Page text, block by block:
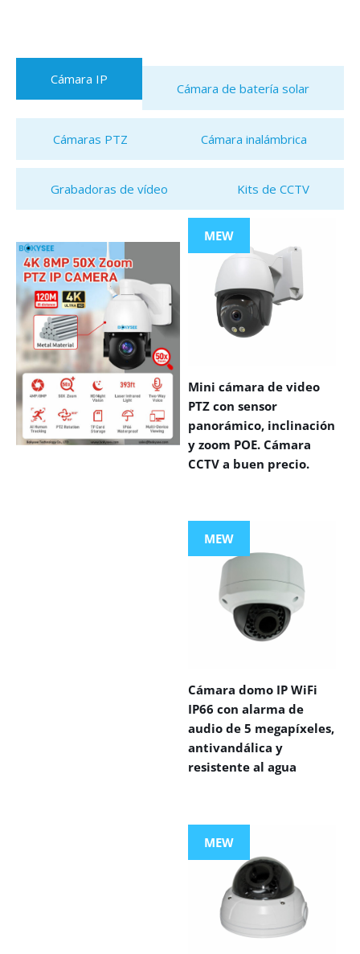
Cámara IP
Cámara de batería solar
Cámaras PTZ Cámara inalámbrica
Grabadoras de vídeo Kits de CCTV
MEW
Mini cámara de video
PTZ con sensor
panorámico, inclinación
y zoom POE. Cámara
CCTV a buen precio.
MEW
Cámara domo IP WiFi
IP66 con alarma de
audio de 5 megapíxeles,
antivandálica y
resistente al agua
MEW